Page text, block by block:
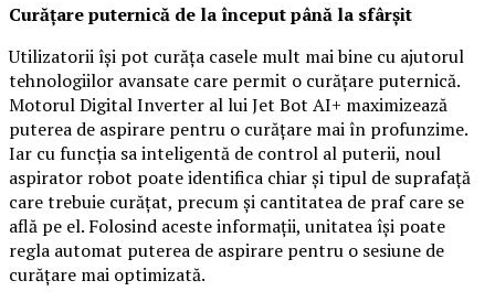
Curățare puternică de la început până la sfârșit
Utilizatorii își pot curăța casele mult mai bine cu ajutorul
tehnologiilor avansate care permit o curățare puternică.
Motorul Digital Inverter al lui Jet Bot AI+ maximizează
puterea de aspirare pentru o curățare mai în profunzime.
Iar cu funcția sa inteligentă de control al puterii, noul
aspirator robot poate identifica chiar și tipul de suprafață
care trebuie curățat, precum și cantitatea de praf care se
află pe el. Folosind aceste informații, unitatea își poate
regla automat puterea de aspirare pentru o sesiune de
curățare mai optimizată.